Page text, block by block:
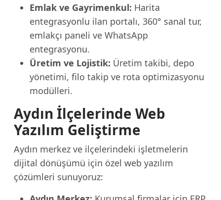
Emlak ve Gayrimenkul: Harita
entegrasyonlu ilan portalı, 360° sanal tur,
emlakçı paneli ve WhatsApp
entegrasyonu.
Üretim ve Lojistik: Üretim takibi, depo
yönetimi, filo takip ve rota optimizasyonu
modülleri.
Aydın İlçelerinde Web
Yazılım Geliştirme
Aydın merkez ve ilçelerindeki işletmelerin
dijital dönüşümü için özel web yazılım
çözümleri sunuyoruz: